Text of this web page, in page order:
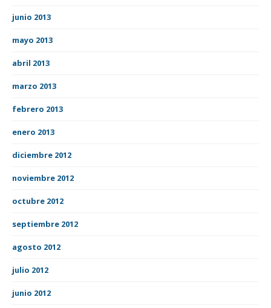
junio 2013
mayo 2013
abril 2013
marzo 2013
febrero 2013
enero 2013
diciembre 2012
noviembre 2012
octubre 2012
septiembre 2012
agosto 2012
julio 2012
junio 2012